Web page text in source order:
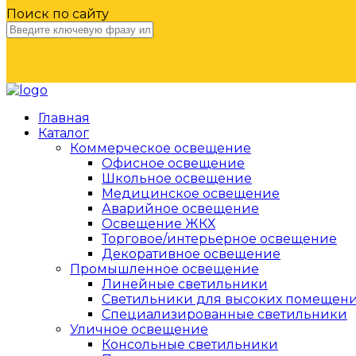
Поиск по сайту
Главная
Каталог
Коммерческое освещение
Офисное освещение
Школьное освещение
Медицинское освещение
Аварийное освещение
Освещение ЖКХ
Торговое/интерьерное освещение
Декоративное освещение
Промышленное освещение
Линейные светильники
Светильники для высоких
Специализированные светильники
Уличное освещение
Консольные светильники